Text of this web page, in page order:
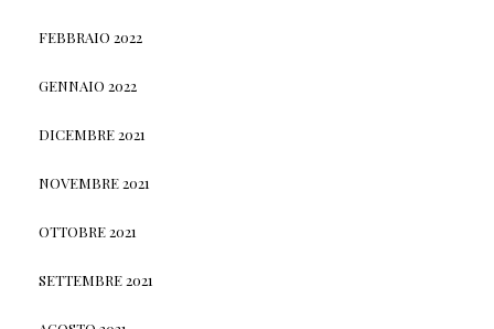
FEBBRAIO 2022
GENNAIO 2022
DICEMBRE 2021
NOVEMBRE 2021
OTTOBRE 2021
SETTEMBRE 2021